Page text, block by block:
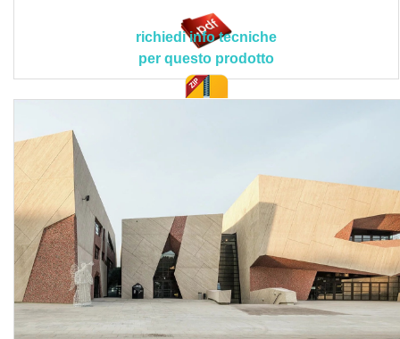
tonalità di colore: lattiginoso; valore pH: 11; non
infiammabile; temperatura dell'aria e del supporto durante
la lavorazione e l'asciugatura: ≥ 5 °C; contenuto COV: 0-1
g/l; certificazioni ottenute: Cradle to Cradle Certified®
Le lavorazioni devono attenersi scrupolosamente al
progetto esecutivo e alle disposizioni tecniche del Direttore
dei Lavori o della Committenza, conformandosi nella loro
realizzazione, a tutte le prescrizioni contenute
contrattualmente nel capitolato d'appalto.
Sono esclusi dal prezzo l’eventuale rimozione di muffe e
residui di olio disarmante con l’uso di prodotti specifici, il
ripristino di parti degradate in via di distacco, la
saturazione di microcavillature da ritiro, i ponteggi esterni,
mentre sono compresi nel prezzo la fornitura dei materiali
richiedi info tecniche
per questo prodotto